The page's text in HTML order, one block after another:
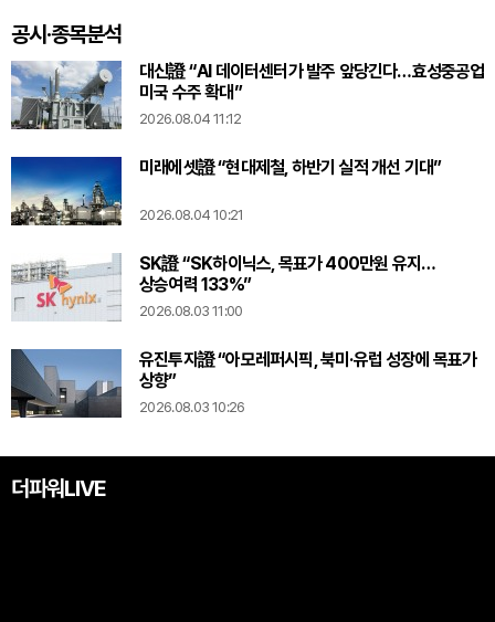
공시·종목분석
대신證 “AI 데이터센터가 발주 앞당긴다…효성중공업
미국 수주 확대”
2026.08.04 11:12
미래에셋證 “현대제철, 하반기 실적 개선 기대”
2026.08.04 10:21
SK證 “SK하이닉스, 목표가 400만원 유지…
상승여력 133%”
2026.08.03 11:00
유진투자證 “아모레퍼시픽, 북미·유럽 성장에 목표가
상향”
2026.08.03 10:26
더파워LIVE